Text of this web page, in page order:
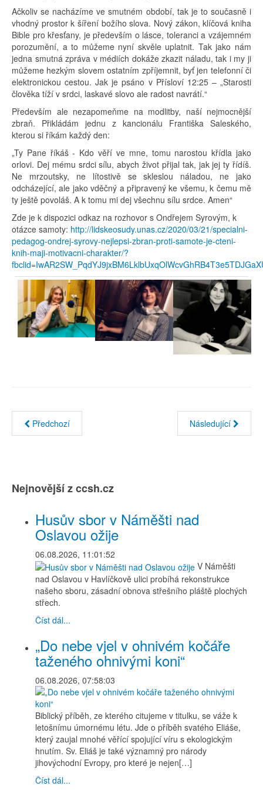
Ačkoliv se nacházíme ve smutném období, tak je to současně i
vhodný prostor k šíření božího slova. Nový zákon, klíčová kniha
Bible pro křesťany, je především o lásce, toleranci a vzájemném
porozumění, a to můžeme nyní skvěle uplatnit. Tak jako nám
jedna smutná zpráva v médiích dokáže zkazit náladu, tak i my ji
můžeme hezkým slovem ostatním zpříjemnit, byť jen telefonní či
elektronickou cestou. Jak je psáno v Přísloví 12:25 – „Starosti
člověka tíží v srdci, laskavé slovo ale radost navrátí.“
Především ale nezapomeňme na modlitby, naší nejmocnější
zbraň. Přikládám jednu z kancionálu Františka Saleského,
kterou si říkám každý den:
„Ty Pane říkáš - Kdo věří ve mne, tomu narostou křídla jako
orlovi. Dej mému srdci sílu, abych život přijal tak, jak jej ty řídíš.
Ne mrzoutsky, ne lítostivě se skleslou náladou, ne jako
odcházející, ale jako vděčný a připravený ke všemu, k čemu mě
ty ještě povoláš. A k tomu mi dej všechnu sílu srdce. Amen“
Zde je k dispozici odkaz na rozhovor s Ondřejem Syrovým, k
otázce samoty: http://lidskeosudy.unas.cz/2020/03/21/specialni-
pedagog-ondrej-syrovy-nejlepsi-zbran-proti-samote-je-cteni-
knih-maji-motivacni-charakter/?
Předchozí Následující
Nejnovější z ccsh.cz
Husův sbor v Náměšti nad
Oslavou ožije
06.08.2026, 11:01:52
V Náměšti
nad Oslavou v Havlíčkově ulici probíhá rekonstrukce
našeho sboru, zásadní obnova střešního pláště plochých
střech.
Číst dál...
„Do nebe vjel v ohnivém kočáře
taženého ohnivými koni“
06.08.2026, 07:58:03
Biblický příběh, ze kterého citujeme v titulku, se váže k
letošnímu úmornému létu. Jde o příběh svatého Eliáše,
který zaujal mnohé věřící spojující víru s ekologickým
hnutím. Sv. Eliáš je také významný pro národy
jihovýchodní Evropy, pro které je nejen[…]
Číst dál...